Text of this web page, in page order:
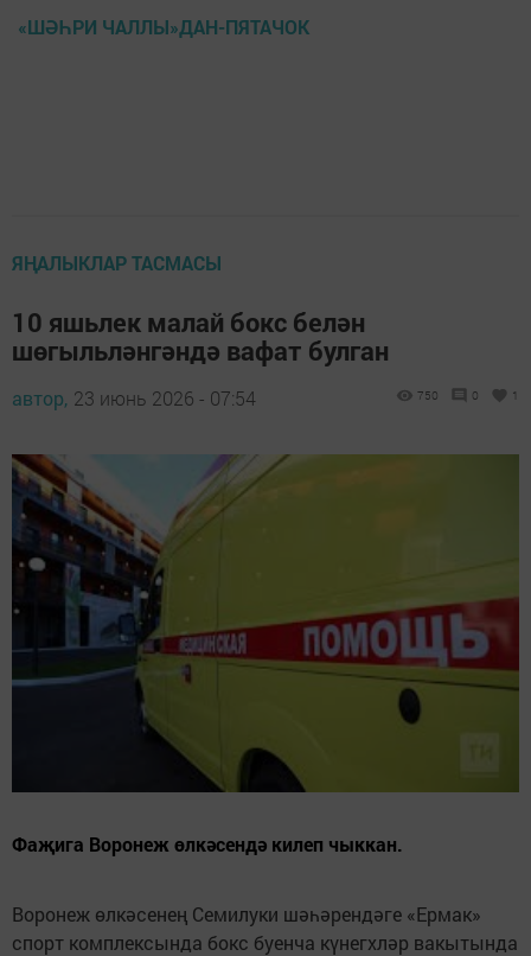
«ШӘҺРИ ЧАЛЛЫ»ДАН-ПЯТАЧОК
ЯҢАЛЫКЛАР ТАСМАСЫ
10 яшьлек малай бокс белән
шөгыльләнгәндә вафат булган
автор, 23 июнь 2026 - 07:54 750 0 1
Фаҗига Воронеж өлкәсендә килеп чыккан.
Воронеж өлкәсенең Семилуки шәһәрендәге «Ермак»
спорт комплексында бокс буенча күнегхләр вакытында